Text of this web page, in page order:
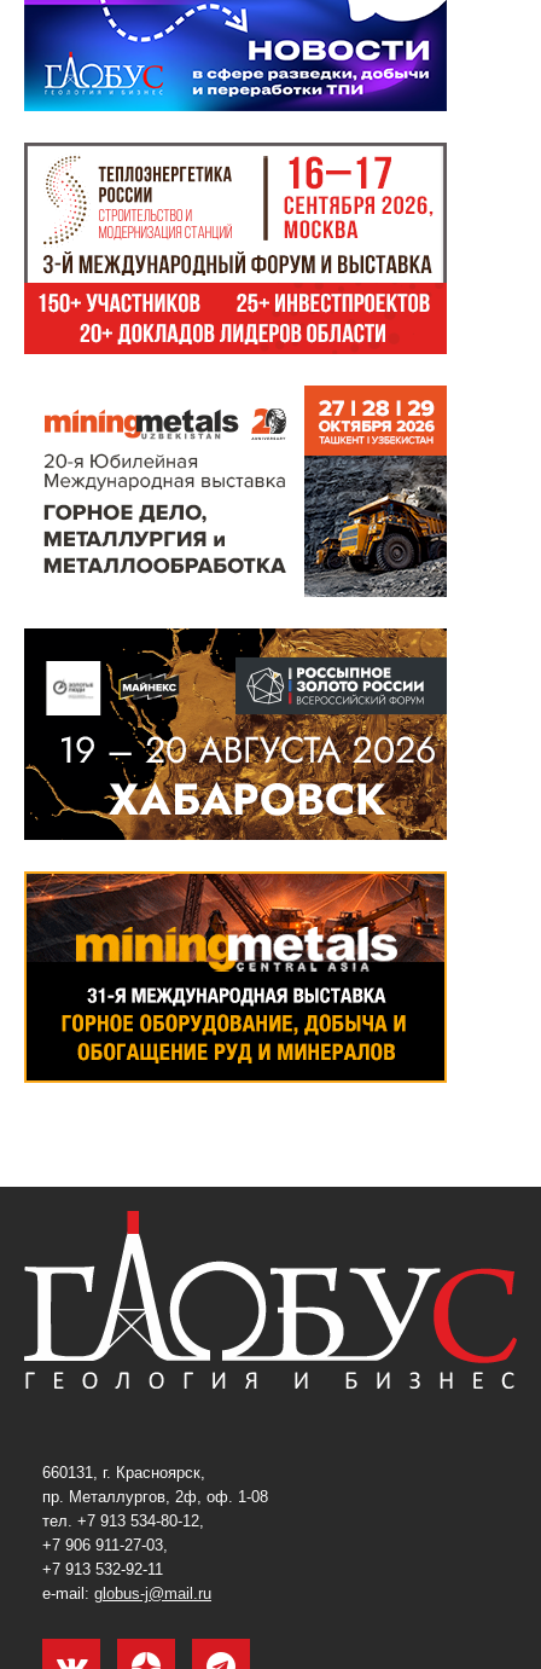
660131, г. Красноярск,
пр. Металлургов, 2ф, оф. 1-08
тел. +7 913 534-80-12,
+7 906 911-27-03,
+7 913 532-92-11
e-mail: globus-j@mail.ru